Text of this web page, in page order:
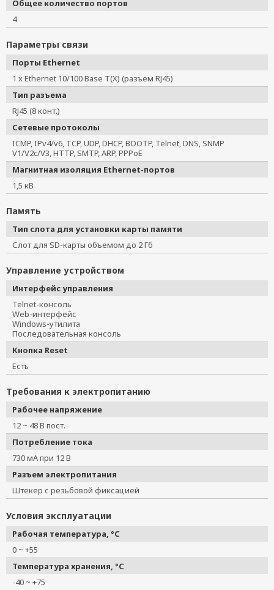
Общее количество портов
4
Параметры связи
Порты Ethernet
1 x Ethernet 10/100 Base T(X) (разъем RJ45)
Тип разъема
RJ45 (8 конт.)
Сетевые протоколы
ICMP, IPv4/v6, TCP, UDP, DHCP, BOOTP, Telnet, DNS, SNMP
V1/V2c/V3, HTTP, SMTP, ARP, PPPoE
Магнитная изоляция Ethernet-портов
1,5 кВ
Память
Тип слота для установки карты памяти
Слот для SD-карты объемом до 2 Гб
Управление устройством
Интерфейс управления
Telnet-консоль
Web-интерфейс
Windows-утилита
Последовательная консоль
Кнопка Reset
Есть
Требования к электропитанию
Рабочее напряжение
12 ~ 48 В пост.
Потребление тока
730 мА при 12 В
Разъем электропитания
Штекер с резьбовой фиксацией
Условия эксплуатации
Рабочая температура, °C
0 ~ +55
Температура хранения, °C
-40 ~ +75